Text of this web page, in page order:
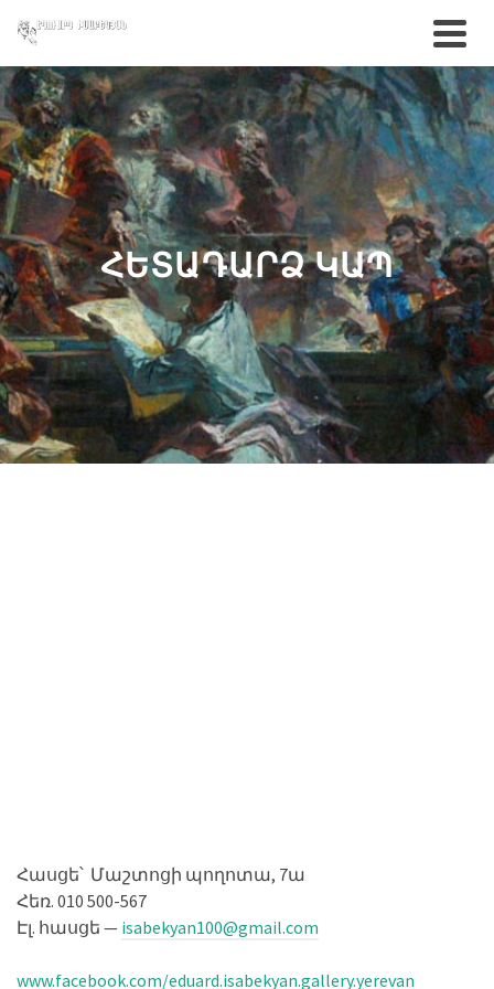
ՀԵՏԱԴԱՐՁ ԿԱՊ
Հասցե՝ Մաշտոցի պողոտա, 7ա
Հեռ. 010 500-567
Էլ. հասցե — isabekyan100@gmail.com
www.facebook.com/eduard.isabekyan.gallery.yerevan